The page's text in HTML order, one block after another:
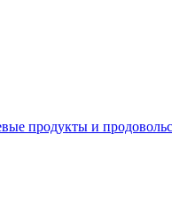
продукты и